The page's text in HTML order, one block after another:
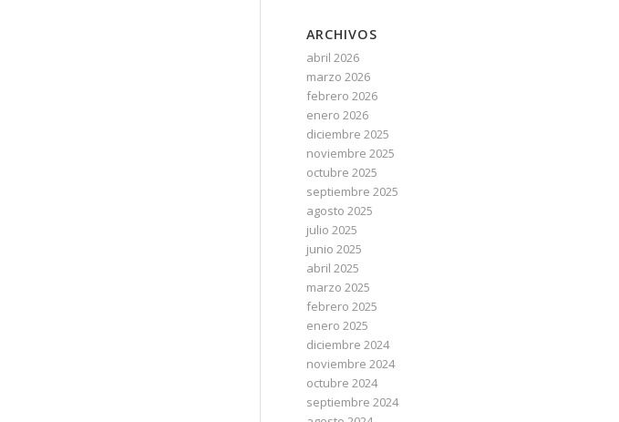
ARCHIVOS
abril 2026
marzo 2026
febrero 2026
enero 2026
diciembre 2025
noviembre 2025
octubre 2025
septiembre 2025
agosto 2025
julio 2025
junio 2025
abril 2025
marzo 2025
febrero 2025
enero 2025
diciembre 2024
noviembre 2024
octubre 2024
septiembre 2024